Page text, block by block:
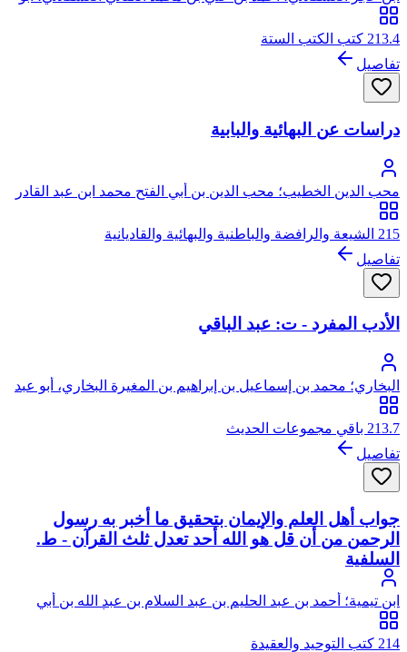
الفضل، شهاب الدين، ابن حجر
213.4 كتب الكتب الستة
تفاصيل
دراسات عن البهائية والبابية
محب الدين الخطيب؛ محب الدين بن أبي الفتح محمد ابن عبد القادر
بن صالح الخطيب، يتصل نسبه بعبد القادر الجيلاني الحسني
215 الشيعة والرافضة والباطنية والبهائية والقاديانية
تفاصيل
الأدب المفرد - ت: عبد الباقي
البخاري؛ محمد بن إسماعيل بن إبراهيم بن المغيرة البخاري، أبو عبد
الله
213.7 باقي مجموعات الحديث
تفاصيل
جواب أهل العلم والإيمان بتحقيق ما أخبر به رسول
الرحمن من أن قل هو الله أحد تعدل ثلث القرآن - ط.
السلفية
ابن تيمية؛ أحمد بن عبد الحليم بن عبد السلام بن عبد الله بن أبي
القاسم الخضر النميري الحراني الدمشقي الحنبلي، أبو العباس، تقي
الدين ابن تيمية
214 كتب التوحيد والعقيدة